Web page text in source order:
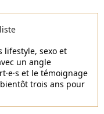
lifestyle, sexo et
un angle
et le témoignage
trois ans pour